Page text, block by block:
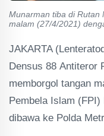
Munarman tiba di Rutan
malam (27/4/2021)
JAKARTA
Densus 88 Antiteror
memborgol tangan
Pembela Islam
dibawa ke Polda